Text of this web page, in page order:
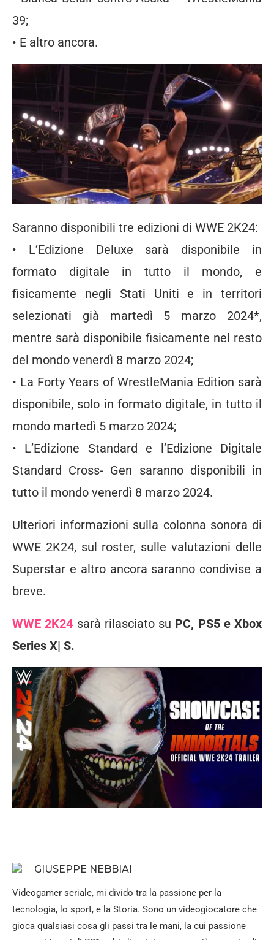
39;
• E altro ancora.
Saranno disponibili tre edizioni di WWE 2K24:
• L’Edizione Deluxe sarà disponibile in
formato digitale in tutto il mondo, e
fisicamente negli Stati Uniti e in territori
selezionati già martedì 5 marzo 2024*,
mentre sarà disponibile fisicamente nel resto
del mondo venerdì 8 marzo 2024;
• La Forty Years of WrestleMania Edition sarà
disponibile, solo in formato digitale, in tutto il
mondo martedì 5 marzo 2024;
• L’Edizione Standard e l’Edizione Digitale
Standard Cross- Gen saranno disponibili in
tutto il mondo venerdì 8 marzo 2024.
Ulteriori informazioni sulla colonna sonora di
WWE 2K24, sul roster, sulle valutazioni delle
Superstar e altro ancora saranno condivise a
breve.
WWE 2K24 sarà rilasciato su PC, PS5 e Xbox
Series X| S.
GIUSEPPE NEBBIAI
Videogamer seriale, mi divido tra la passione per la
tecnologia, lo sport, e la Storia. Sono un videogiocatore che
gioca qualsiasi cosa gli passi tra le mani, la cui passione